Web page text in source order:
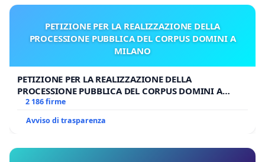
PETIZIONE PER LA REALIZZAZIONE DELLA
PROCESSIONE PUBBLICA DEL CORPUS DOMINI A
MILANO
PETIZIONE PER LA REALIZZAZIONE DELLA
PROCESSIONE PUBBLICA DEL CORPUS DOMINI A
MILANO
2 186 firme
Avviso di trasparenza